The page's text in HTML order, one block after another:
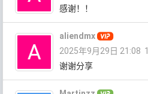
感谢！！
aliendmx
2025年9月29日 21:08
谢谢分享